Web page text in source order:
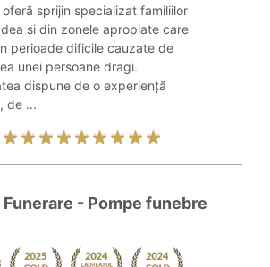
oferă sprijin specializat familiilor
și din zonele apropiate care
perioade dificile cauzate de
unei persoane dragi.
dispune de o experiență
de ...
- Pompe funebre